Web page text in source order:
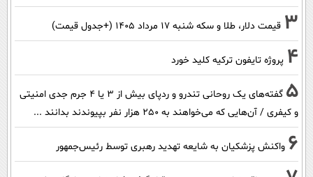
3 قیمت دلار، طلا و سکه شنبه ۱۷ مرداد ۱۴۰۵ (+جدول قیمت)
4 پروژه تایفون ترکیه کلید خورد
5
گفته‌های یک روحانی تندرو و ردپای بیش از ۳ یا ۴ جرم جدی امنیتی
و کیفری / آن‌هایی که می‌خواهند به ۲۵۰ هزار نفر بپیوندند بدانند ...
6 واکنش پزشکیان به شایعه تهدید رهبری توسط رئیس‌جمهور